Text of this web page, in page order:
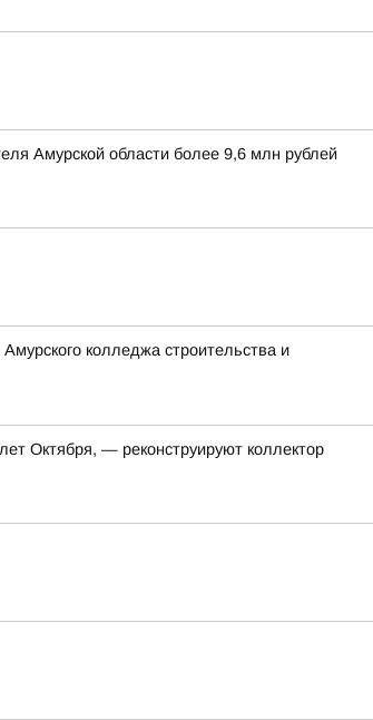
Амурской области более 9,6 млн рублей
колледжа строительства и
Октября, — реконструируют коллектор